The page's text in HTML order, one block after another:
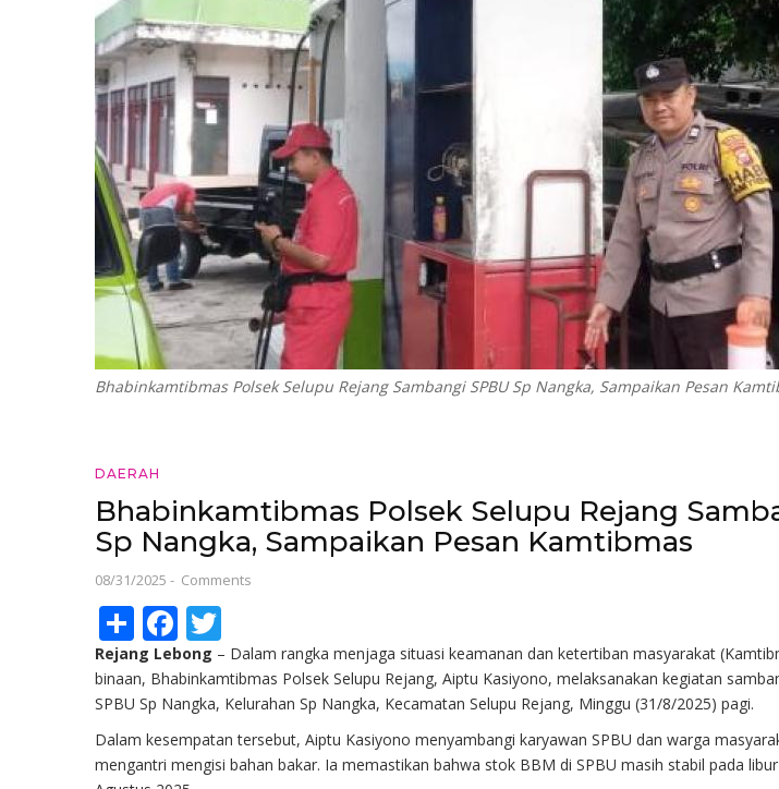
Bhabinkamtibmas Polsek Selupu Rejang Sambangi SPBU Sp Nangka, Sampaikan Pesan
DAERAH
Bhabinkamtibmas Polsek Selupu Rejang
Sp Nangka, Sampaikan Pesan Kamtibmas
08/31/2025 - Comments
ShareFacebook
Rejang Lebong – Dalam rangka menjaga situasi keamanan dan ketertiban masyarakat
binaan, Bhabinkamtibmas Polsek Selupu Rejang, Aiptu Kasiyono, melaksanakan kegiatan
SPBU Sp Nangka, Kelurahan Sp Nangka, Kecamatan Selupu Rejang, Minggu (31/8/2025) pagi.
Dalam kesempatan tersebut, Aiptu Kasiyono menyambangi karyawan SPBU dan warga
mengantri mengisi bahan bakar. Ia memastikan bahwa stok BBM di SPBU masih stabil pada